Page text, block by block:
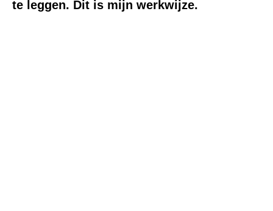
te leggen. Dit is mijn werkwijze.